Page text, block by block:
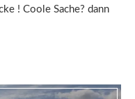
! Coole Sache? dann